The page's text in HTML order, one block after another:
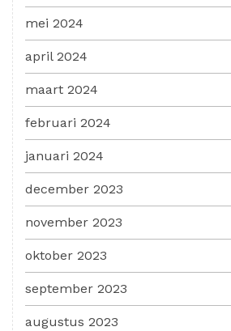
mei 2024
april 2024
maart 2024
februari 2024
januari 2024
december 2023
november 2023
oktober 2023
september 2023
augustus 2023